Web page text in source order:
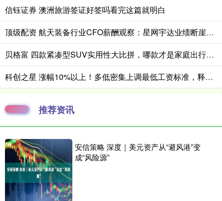
信钰证券 澳洲旅游签证好签吗看完这篇就明白
顶级配资 航天装备行业CFO薪酬观察：星网宇达业绩断崖式下滑 CFO刘正武年薪7034万元 逆势大涨168%
贝格富 四款紧凑型SUV实用性大比拼，哪款才是家庭出行的贴心之选？
科创之星 涨幅10%以上！多低密集上调最低工资标准，释放什么信号？
推荐资讯
安信策略 深度｜美元资产从“避风港”变
成“风险源”